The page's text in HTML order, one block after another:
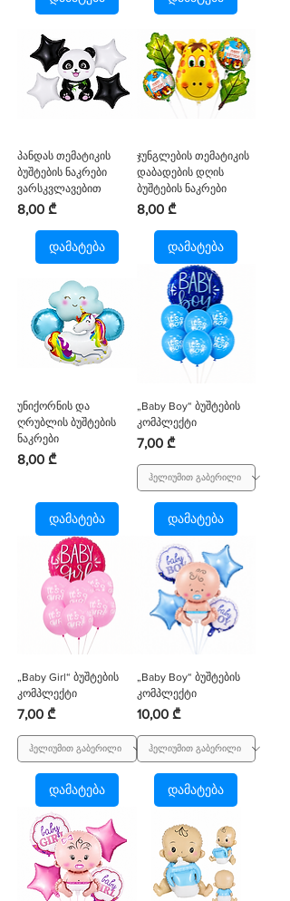
პანდას თემატიკის
ბუშტების ნაკრები
ვარსკვლავებით
Price
8,00 ₾
დამატება
ჯუნგლების თემატიკის
დაბადების დღის
ბუშტების ნაკრები
Price
8,00 ₾
დამატება
უნიქორნის და
ღრუბლის ბუშტების
ნაკრები
Price
8,00 ₾
დამატება
„Baby Boy“ ბუშტების
კომპლექტი
Price
7,00 ₾
დამატება
„Baby Girl“ ბუშტების
კომპლექტი
Price
7,00 ₾
დამატება
„Baby Boy“ ბუშტების
კომპლექტი
Price
10,00 ₾
დამატება